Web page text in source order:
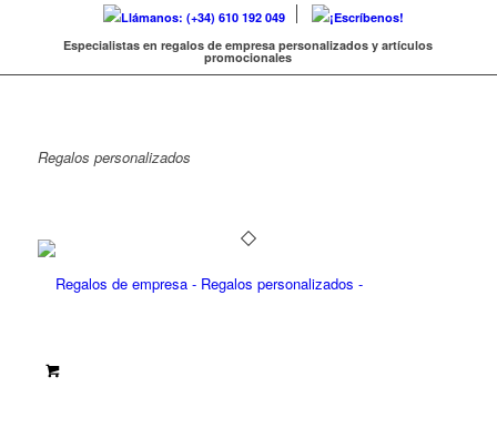
Llámanos: (+34) 610 192 049
¡Escríbenos!
Especialistas en regalos de empresa personalizados y artículos
promocionales
Regalos personalizados